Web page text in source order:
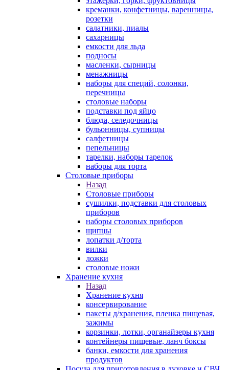
креманки, конфетницы, варенницы,
розетки
салатники, пиалы
сахарницы
емкости для льда
подносы
масленки, сырницы
менажницы
наборы для специй, солонки,
перечницы
столовые наборы
подставки под яйцо
блюда, селедочницы
бульонницы, супницы
салфетницы
пепельницы
тарелки, наборы тарелок
наборы для торта
Столовые приборы
Назад
Столовые приборы
сушилки, подставки для столовых
приборов
наборы столовых приборов
щипцы
лопатки д/торта
вилки
ложки
столовые ножи
Хранение кухня
Назад
Хранение кухня
консервирование
пакеты д/хранения, пленка пищевая,
зажимы
корзинки, лотки, органайзеры кухня
контейнеры пищевые, ланч боксы
банки, емкости для хранения
продуктов